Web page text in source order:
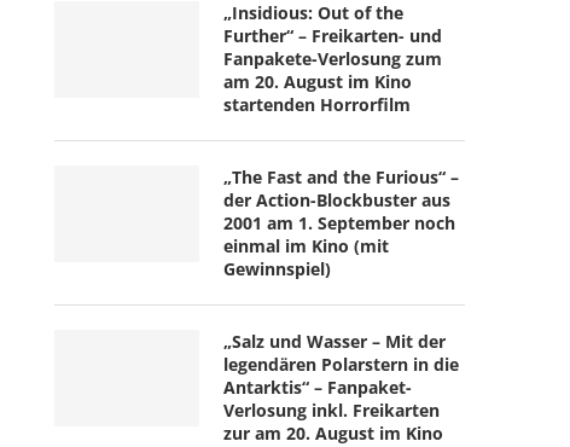
„Insidious: Out of the
Further“ – Freikarten- und
Fanpakete-Verlosung zum
am 20. August im Kino
startenden Horrorfilm
„The Fast and the Furious“ –
der Action-Blockbuster aus
2001 am 1. September noch
einmal im Kino (mit
Gewinnspiel)
„Salz und Wasser – Mit der
legendären Polarstern in die
Antarktis“ – Fanpaket-
Verlosung inkl. Freikarten
zur am 20. August im Kino